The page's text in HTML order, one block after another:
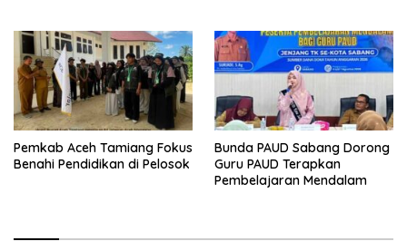
Pemkab Aceh Tamiang Fokus
Benahi Pendidikan di Pelosok
Bunda PAUD Sabang Dorong
Guru PAUD Terapkan
Pembelajaran Mendalam